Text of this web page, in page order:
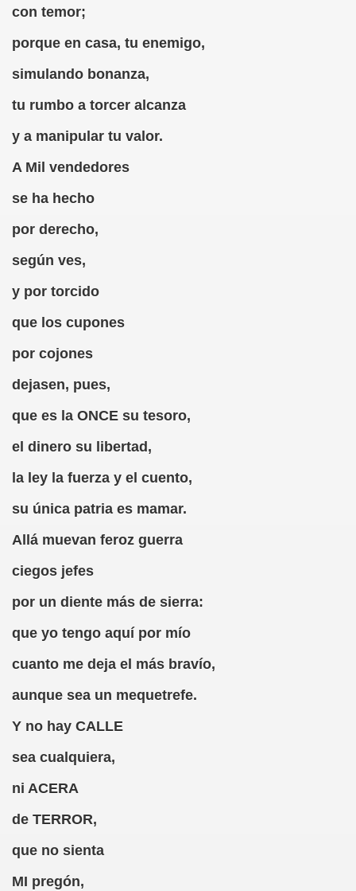
con temor;
porque en casa, tu enemigo,
simulando bonanza,
tu rumbo a torcer alcanza
y a manipular tu valor.
A Mil vendedores
se ha hecho
por derecho,
según ves,
y por torcido
que los cupones
por cojones
dejasen, pues,
que es la ONCE su tesoro,
el dinero su libertad,
la ley la fuerza y el cuento,
su única patria es mamar.
Allá muevan feroz guerra
ciegos jefes
por un diente más de sierra:
que yo tengo aquí por mío
cuanto me deja el más bravío,
aunque sea un mequetrefe.
Y no hay CALLE
sea cualquiera,
ni ACERA
de TERROR,
que no sienta
MI pregón,
Romero)
y Caranva Romero)
Ciegos y Casimiros y Caranva Romero)
Anónimo, Caranva Romero)
y Caranva Romero)
(Caranva Romero)
once-da y Caranva Romero)
Benaonce y Caranva Romero)
(Eusebió Bastón Blasco y Caranva Romero)
Romero)
Manchado y Caranva Romero)
de Pega y Caranva Romero)
Romero)
Mamancio de la Pradera y Caranva Romero)
y Caranva Romero)
un Cacho (Porque Manriquecío y Caranva Romero)
y Caranva Romero)
de Aguafría y Caranva Romero)